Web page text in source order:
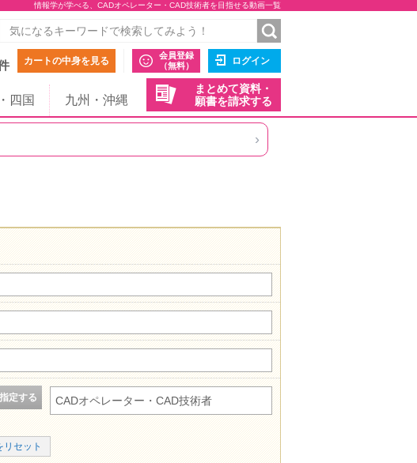
情報学が学べる、CADオペレーター・CAD技術者を目指せる動画一覧
カートの中身を見る
会員登録
（無料）
ログイン
まとめて資料・
願書を請求する
四国 九州・沖縄
›
指定する CADオペレーター・CAD技術者